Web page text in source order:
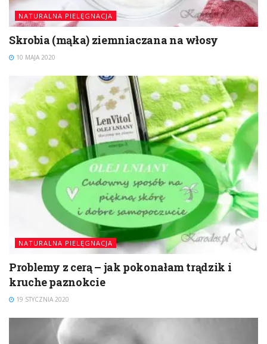
NATURALNA PIELĘGNACJA
Skrobia (mąka) ziemniaczana na włosy
10 MAJA 2020
NATURALNA PIELĘGNACJA
Problemy z cerą – jak pokonałam trądzik i
kruche paznokcie
19 STYCZNIA 2020